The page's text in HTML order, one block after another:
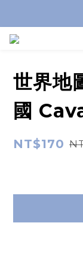
世界地
國
NT$170